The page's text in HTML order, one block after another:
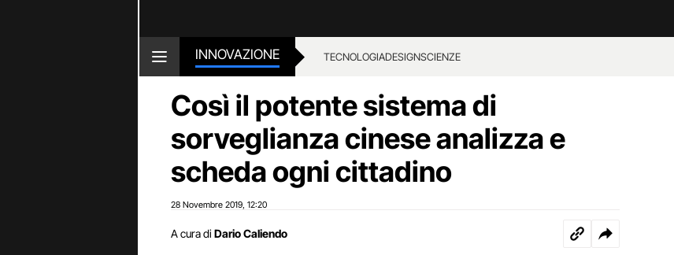
INNOVAZIONE TECNOLOGIADESIGNSCIENZE
Così il potente sistema di
sorveglianza cinese analizza e
scheda ogni cittadino
28 Novembre 2019 12:20
A cura di Dario Caliendo